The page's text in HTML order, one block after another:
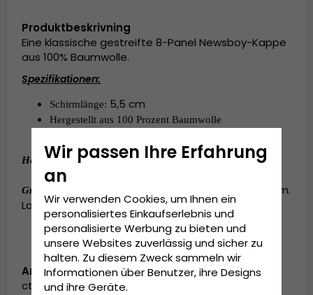
Produktbeskrivning
Eine klassische gestreifte 8-Panel Newsboy-Kappe
aus 100% Baumwolle.
Spezifikationen:
Schirmlänge: 5,5 cm
Hergestellt aus 100 Prozent Baumwolle
Hergestellt aus:Baumwolle.
Grösseninformationen
Small - 56 cm. Medium - 58 cm.
Large - 60 cm. X-Large - 62 cm.
Artikelnummer:
cth.alan.candy_stripe-3
Wir passen Ihre Erfahrung
an
Wir verwenden Cookies, um Ihnen ein
personalisiertes Einkaufserlebnis und
personalisierte Werbung zu bieten und
unsere Websites zuverlässig und sicher zu
halten. Zu diesem Zweck sammeln wir
Informationen über Benutzer, ihre Designs
und ihre Geräte.